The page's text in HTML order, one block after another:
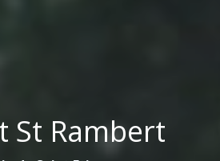
St Rambert